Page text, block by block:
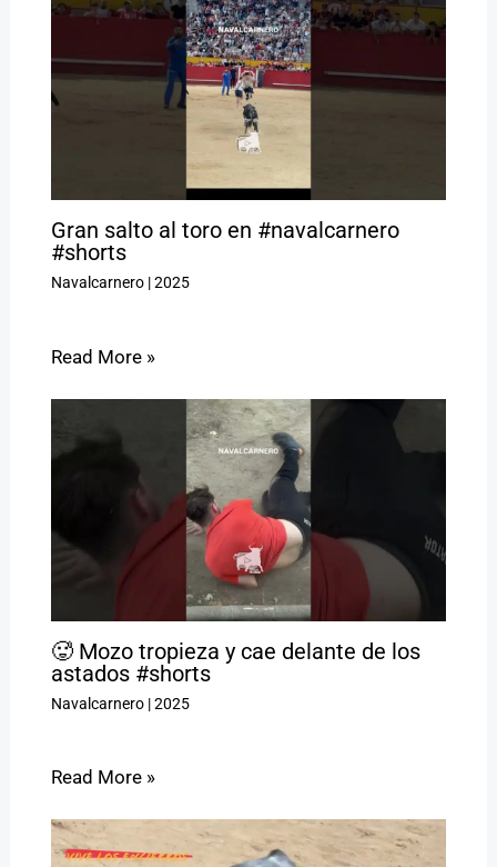
Gran salto al toro en #navalcarnero
#shorts
Navalcarnero|2025
Read More »
🥵 Mozo tropieza y cae delante de los
astados #shorts
Navalcarnero|2025
Read More »